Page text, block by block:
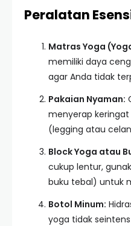
Peralatan
Matras Yoga
memiliki daya
agar Anda tidak
Pakaian Nyaman:
menyerap
(legging atau
Block Yoga atau
cukup lentur,
buku tebal) untuk
Botol Minum:
yoga tidak